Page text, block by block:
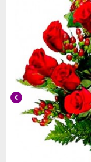
chevron_left